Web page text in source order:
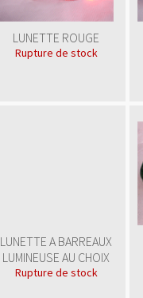
LUNETTE ROUGE
Rupture de stock
LUNETTE A BARREAUX
LUMINEUSE AU CHOIX
Rupture de stock